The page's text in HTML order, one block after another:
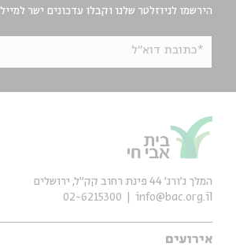
הירשמו לניוזלטר שלנו וקבלו עדכונים ישר למייל
*כתובת דוא"ל
אירועים
המלך ג'ורג' 44 פינת רחוב קק״ל, ירושלים
info@bac.org.il
02-6215300